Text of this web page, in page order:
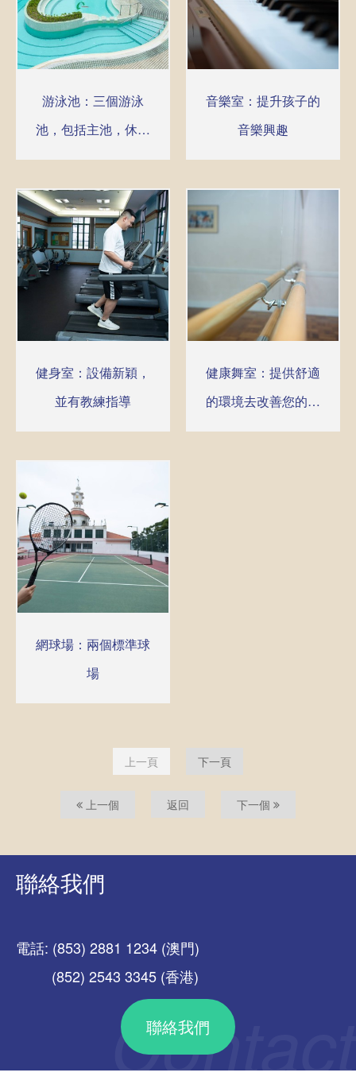
游泳池：三個游泳
池，包括主池，休憩
池及兒童池
音樂室：提升孩子的
音樂興趣
健身室：設備新穎，
並有教練指導
健康舞室：提供舒適
的環境去改善您的體
態
網球場：兩個標準球
場
上一頁 下一頁
上一個 返回 下一個
聯絡我們
電話: (853) 2881 1234 (澳門)
(852) 2543 3345 (香港)
聯絡我們